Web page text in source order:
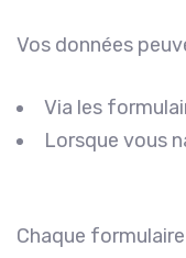
Vos données
Via les
Lorsque vous
Chaque